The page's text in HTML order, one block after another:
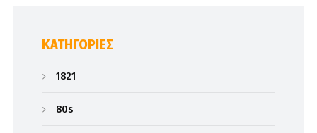
KΑΤΗΓΟΡΊΕΣ
1821
80s